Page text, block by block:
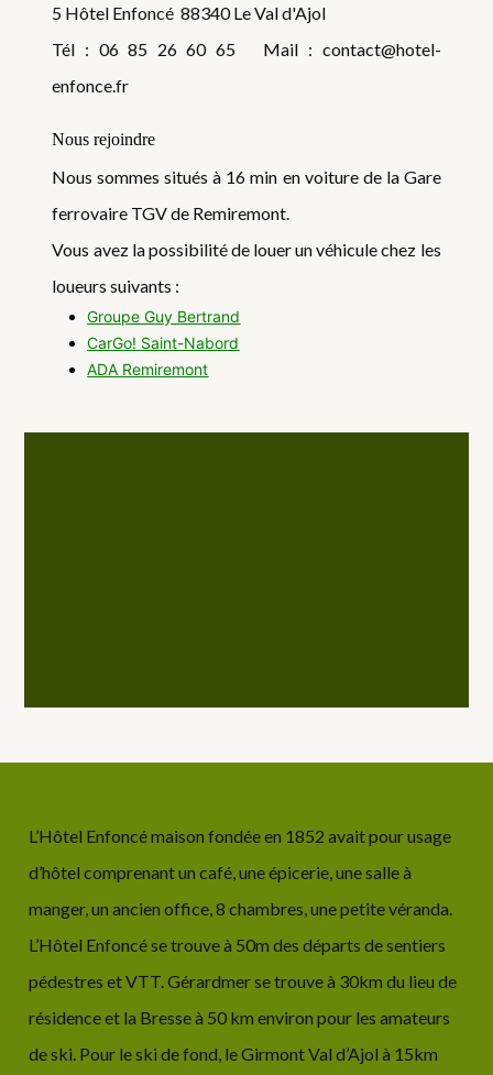
5 Hôtel Enfoncé 88340 Le Val d'Ajol
Tél : 06 85 26 60 65 Mail : contact@hotel-
enfonce.fr
Nous rejoindre
Nous sommes situés à 16 min en voiture de la Gare
ferrovaire TGV de Remiremont.
Vous avez la possibilité de louer un véhicule chez les
loueurs suivants :
Groupe Guy Bertrand
CarGo! Saint-Nabord
ADA Remiremont
L’Hôtel Enfoncé maison fondée en 1852 avait pour usage
d’hôtel comprenant un café, une épicerie, une salle à
manger, un ancien office, 8 chambres, une petite véranda.
L’Hôtel Enfoncé se trouve à 50m des départs de sentiers
pédestres et VTT. Gérardmer se trouve à 30km du lieu de
résidence et la Bresse à 50 km environ pour les amateurs
de ski. Pour le ski de fond, le Girmont Val d’Ajol à 15km